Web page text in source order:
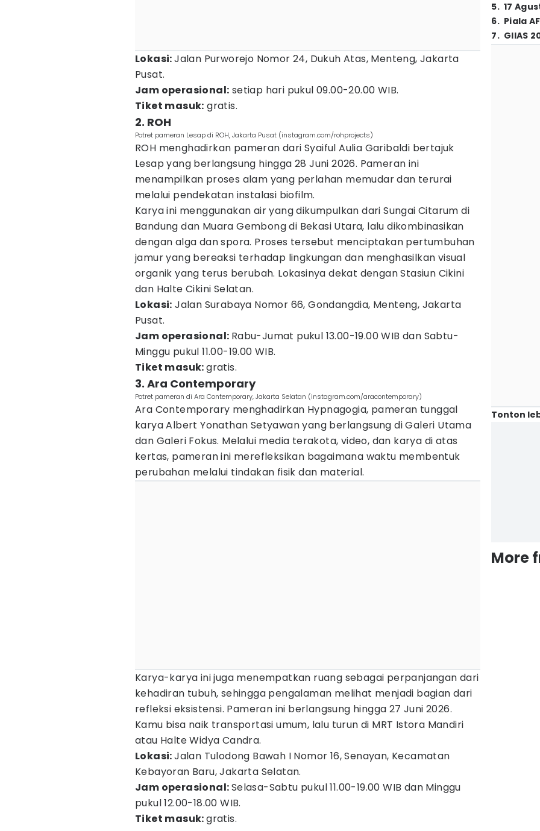
Lokasi:Jalan Purworejo Nomor 24, Dukuh Atas, Menteng, Jakarta
Pusat.
Jam operasional: setiap hari pukul 09.00-20.00 WIB.
Tiket masuk: gratis.
2. ROH
Potret pameran Lesap di ROH, Jakarta Pusat (instagram.com/rohprojects)
ROH menghadirkan pameran dari Syaiful Aulia Garibaldi bertajuk
Lesap yang berlangsung hingga 28 Juni 2026. Pameran ini
menampilkan proses alam yang perlahan memudar dan terurai
melalui pendekatan instalasi biofilm.
Karya ini menggunakan air yang dikumpulkan dari Sungai Citarum di
Bandung dan Muara Gembong di Bekasi Utara, lalu dikombinasikan
dengan alga dan spora. Proses tersebut menciptakan pertumbuhan
jamur yang bereaksi terhadap lingkungan dan menghasilkan visual
organik yang terus berubah. Lokasinya dekat dengan Stasiun Cikini
dan Halte Cikini Selatan.
Lokasi: Jalan Surabaya Nomor 66, Gondangdia, Menteng, Jakarta
Pusat.
Jam operasional: Rabu-Jumat pukul 13.00-19.00 WIB dan Sabtu-
Minggu pukul 11.00-19.00 WIB.
Tiket masuk:gratis.
3. Ara Contemporary
Potret pameran di Ara Contemporary, Jakarta Selatan (instagram.com/aracontemporary)
Ara Contemporary menghadirkan Hypnagogia, pameran tunggal
karya Albert Yonathan Setyawan yang berlangsung di Galeri Utama
dan Galeri Fokus. Melalui media terakota, video, dan karya di atas
kertas, pameran ini merefleksikan bagaimana waktu membentuk
perubahan melalui tindakan fisik dan material.
Karya-karya ini juga menempatkan ruang sebagai perpanjangan dari
kehadiran tubuh, sehingga pengalaman melihat menjadi bagian dari
refleksi eksistensi. Pameran ini berlangsung hingga 27 Juni 2026.
Kamu bisa naik transportasi umum, lalu turun di MRT Istora Mandiri
atau Halte Widya Candra.
Lokasi:Jalan Tulodong Bawah I Nomor 16, Senayan, Kecamatan
Kebayoran Baru, Jakarta Selatan.
Jam operasional:Selasa-Sabtu pukul 11.00-19.00 WIB dan Minggu
pukul 12.00-18.00 WIB.
Tiket masuk:gratis.
5. 17
6. Piala
7. GIIAS
Tonton
More